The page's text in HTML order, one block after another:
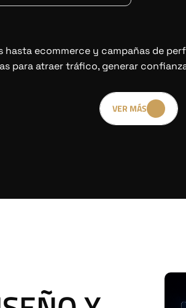
hasta ecommerce y campañas de
para atraer tráfico, generar
VER MÁS